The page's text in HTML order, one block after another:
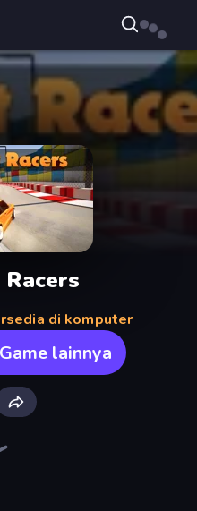
di komputer
lainnya